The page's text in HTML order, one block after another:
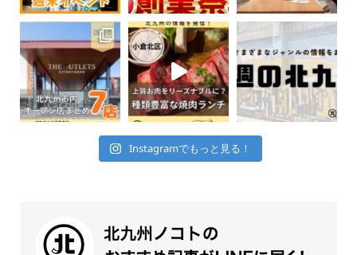
Instagramでもっと見る！